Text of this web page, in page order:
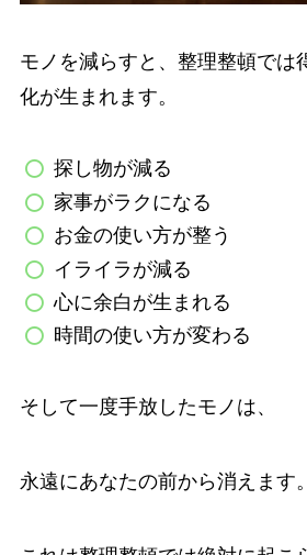
モノを減らすと、整理整頓では
化が生まれます。
探し物が減る
家事がラクになる
お金の使い方が整う
イライラが減る
心に余白が生まれる
時間の使い方が変わる
そして一度手放したモノは、
永遠にあなたの前から消えます。